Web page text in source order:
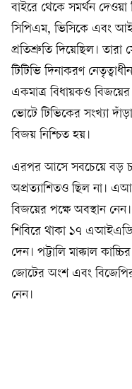
বাইরে থেকে সমর্থন দেওয়া
সিপিএম, ভিসিকে এবং
প্রতিশ্রুতি দিয়েছিল। তারা
টিটিভি দিনাকরণ
একমাত্র বিধায়কও
ভোটে টিভিকের সংখ্যা
বিজয় নিশ্চিত হয়।
এরপর আসে সবচেয়ে বড়
অপ্রত্যাশিতও ছিল না।
বিজয়ের পক্ষে অবস্থান
শিবিরে থাকা ১৭
দেন। পট্টালি মাক্কাল
জোটের অংশ এবং বিজেপির
নেন।